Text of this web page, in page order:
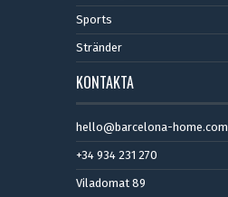
Sports
Stränder
KONTAKTA
hello@barcelona-home.com
+34 934 231 270
Viladomat 89